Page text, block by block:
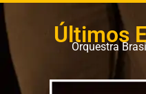
Últimos
Orquestra